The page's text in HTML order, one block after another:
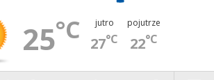
25°C jutro
27°C
pojutrze
22°C